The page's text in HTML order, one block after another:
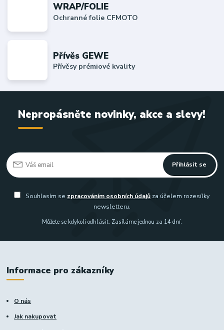
WRAP/FOLIE
Ochranné folie CFMOTO
Přívěs GEWE
Přívěsy prémiové kvality
Nepropásněte novinky, akce a slevy!
Přihlásit se
Souhlasím se zpracováním osobních údajů za účelem rozesílky
newsletteru.
Můžete se kdykoli odhlásit. Zasíláme jednou za 14 dní.
Informace pro zákazníky
O nás
Jak nakupovat